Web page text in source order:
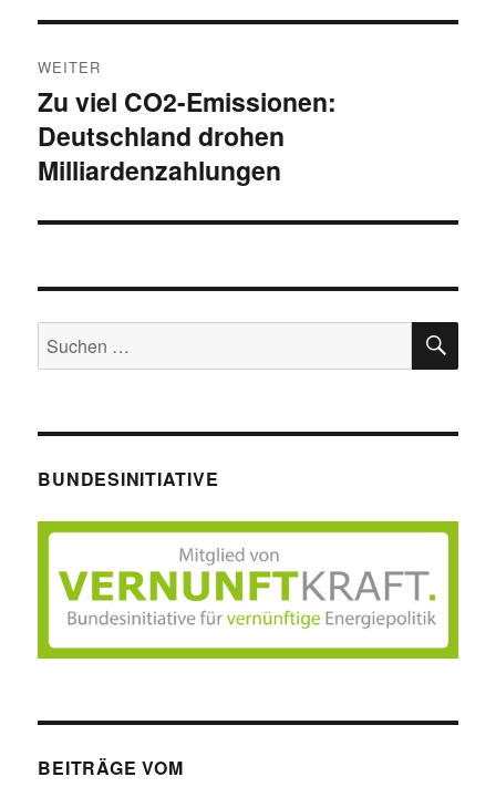
WEITER
Nächster
Beitrag:
Zu viel CO2-Emissionen:
Deutschland drohen
Milliardenzahlungen
Suche
nach:
BUNDESINITIATIVE
BEITRÄGE VOM